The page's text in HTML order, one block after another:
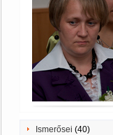
Ismerősei (40)